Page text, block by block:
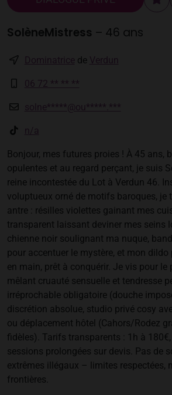
SolèneMistress – 46 ans
Bonjour, mes futures proies ! À 45 ans,
opulentes et au regard perçant, je suis
reine incontestée du Lot à Verdun 46.
voluptueux orné de motifs baroques, je
antre : résilles violettes gainant mes
transparent laissant deviner mes seins
chienne noir soulignant ma nuque,
pour accentuer le mystère, et mon
en main, prêt à conquérir. Je vis pour le
mêlant cruauté sensuelle et tendresse
irréprochable obligatoire (douche
discrétion absolue, studio privé cosy
ou déplacement hôtel (Cahors/Rodez
fidèles). Tarifs transparents : 1h à
sessions prolongées sur devis. Pas de
extrêmes illégaux – limites respectées,
frontières.
Dominatrice de Verdun
06 72 ** ** **
solne*****@ou*****.***
n/a